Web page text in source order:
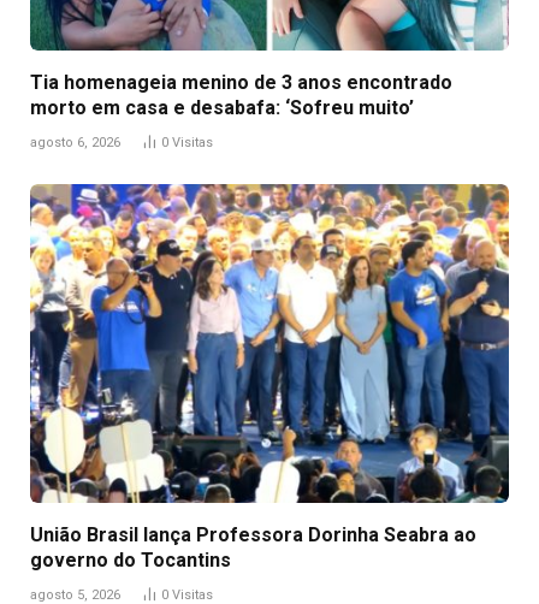
Tia homenageia menino de 3 anos encontrado
morto em casa e desabafa: ‘Sofreu muito’
agosto 6, 2026 0 Visitas
União Brasil lança Professora Dorinha Seabra ao
governo do Tocantins
agosto 5, 2026 0 Visitas